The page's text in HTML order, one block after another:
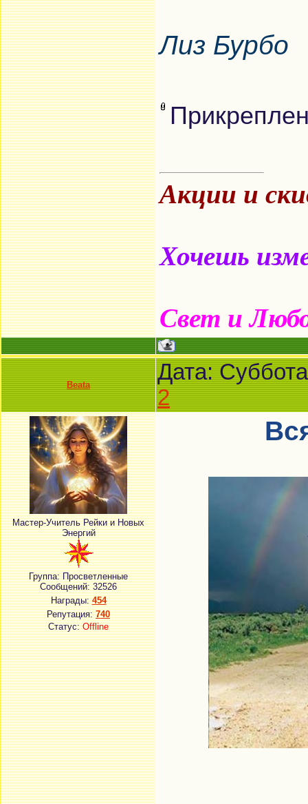
Лиз Бурбо
Акции и
Хочешь
Свет и
Beata
Дата:
2
Мастер-Учитель Рейки и Новых
Энергий
Группа: Просветленные
Сообщений:32526
Награды:454
Репутация:740
Статус:Offline